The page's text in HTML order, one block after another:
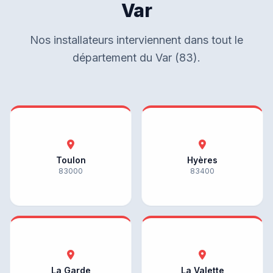
Var
Nos installateurs interviennent dans tout le
département du Var (83).
Toulon
83000
Hyères
83400
La Garde La Valette